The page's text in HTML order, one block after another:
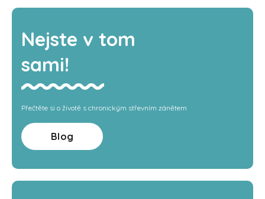
Nejste v tom
sami!
Přečtěte si o životě s chronickým střevním zánětem
Blog